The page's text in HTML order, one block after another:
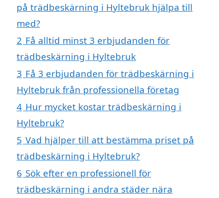
på trädbeskärning i Hyltebruk hjälpa till
med?
2 Få alltid minst 3 erbjudanden för
trädbeskärning i Hyltebruk
3 Få 3 erbjudanden för trädbeskärning i
Hyltebruk från professionella företag
4 Hur mycket kostar trädbeskärning i
Hyltebruk?
5 Vad hjälper till att bestämma priset på
trädbeskärning i Hyltebruk?
6 Sök efter en professionell för
trädbeskärning i andra städer nära